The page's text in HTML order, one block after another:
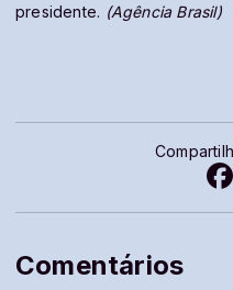
presidente. (Agência Brasil)
Comentários